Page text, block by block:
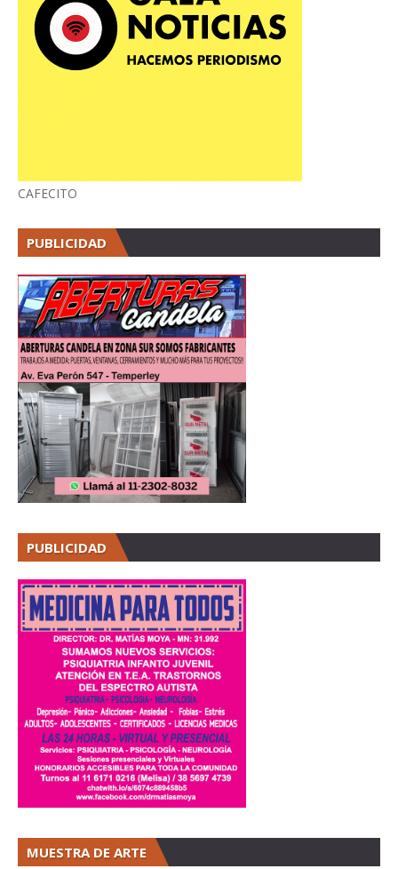
CAFECITO
PUBLICIDAD
PUBLICIDAD
MUESTRA DE ARTE